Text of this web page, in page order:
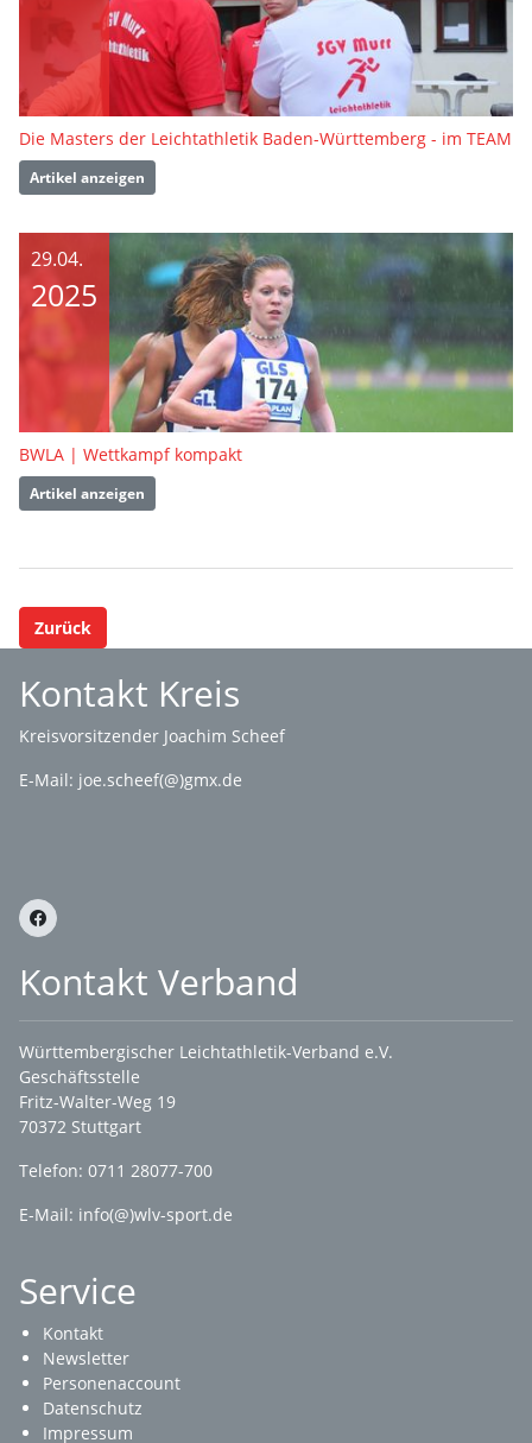
Die Masters der Leichtathletik Baden-Württemberg - im TEAM
Artikel anzeigen
29.04.
2025
BWLA | Wettkampf kompakt
Artikel anzeigen
Zurück
Kontakt Kreis
Kreisvorsitzender Joachim Scheef
E-Mail: joe.scheef(@)gmx.de
Kontakt Verband
Württembergischer Leichtathletik-Verband e.V.
Geschäftsstelle
Fritz-Walter-Weg 19
70372 Stuttgart
Telefon: 0711 28077-700
E-Mail: info(@)wlv-sport.de
Service
Kontakt
Newsletter
Personenaccount
Datenschutz
Impressum